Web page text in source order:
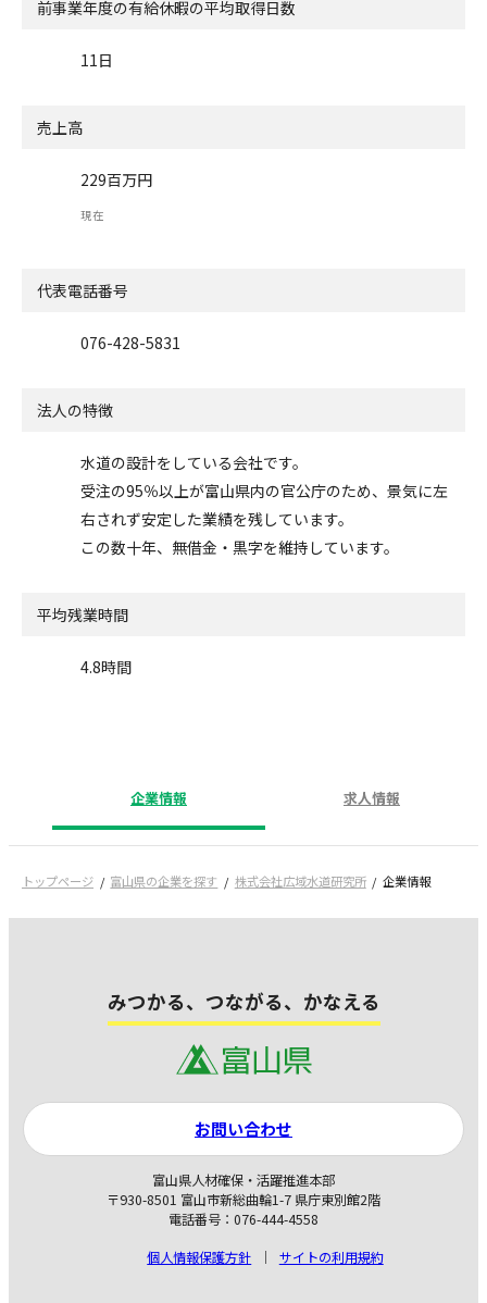
前事業年度の有給休暇の平均取得日数
11日
売上高
229百万円
現在
代表電話番号
076-428-5831
法人の特徴
水道の設計をしている会社です。
受注の95％以上が富山県内の官公庁のため、景気に左
右されず安定した業績を残しています。
この数十年、無借金・黒字を維持しています。
平均残業時間
4.8時間
企業情報 求人情報
トップページ 富山県の企業を探す 株式会社広域水道研究所 企業情報
みつかる、つながる、かなえる
富山県人材確保・活躍推進本部
〒930-8501 富山市新総曲輪1-7 県庁東別館2階
電話番号：076-444-4558
個人情報保護方針
サイトの利用規約
お問い合わせ